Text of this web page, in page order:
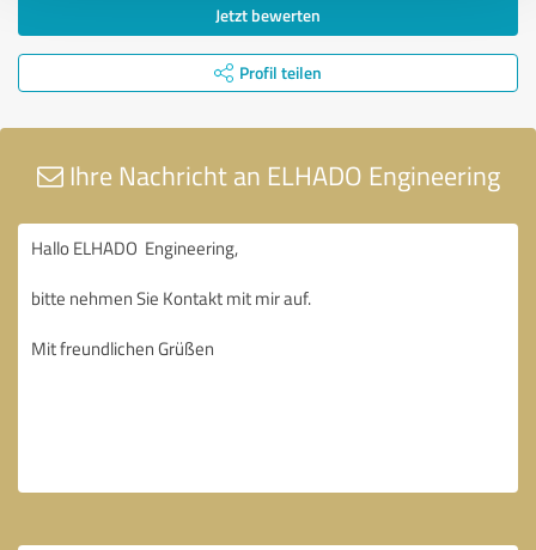
Jetzt bewerten
Profil teilen
Ihre Nachricht an ELHADO Engineering